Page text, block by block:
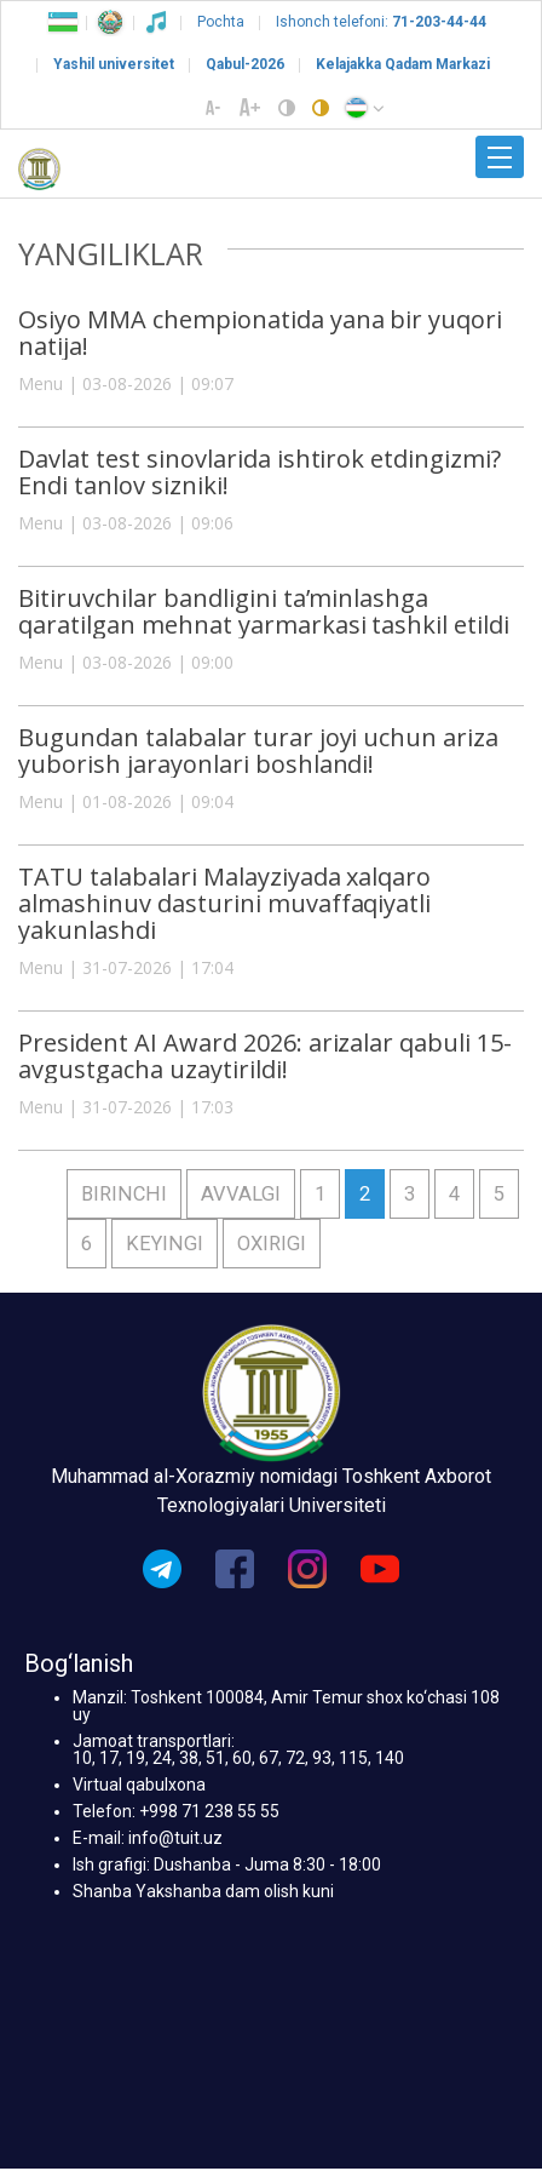
Pochta Ishonch telefoni: 71-203-44-44
Yashil universitet Qabul-2026 Kelajakka Qadam Markazi
YANGILIKLAR
Osiyo MMA chempionatida yana bir yuqori
natija!
Menu | 03-08-2026 | 09:07
Davlat test sinovlarida ishtirok etdingizmi?
Endi tanlov sizniki!
Menu | 03-08-2026 | 09:06
Bitiruvchilar bandligini ta’minlashga
qaratilgan mehnat yarmarkasi tashkil etildi
Menu | 03-08-2026 | 09:00
Bugundan talabalar turar joyi uchun ariza
yuborish jarayonlari boshlandi!
Menu | 01-08-2026 | 09:04
TATU talabalari Malayziyada xalqaro
almashinuv dasturini muvaffaqiyatli
yakunlashdi
Menu | 31-07-2026 | 17:04
President AI Award 2026: arizalar qabuli 15-
avgustgacha uzaytirildi!
Menu | 31-07-2026 | 17:03
BIRINCHI AVVALGI 1 2 3 4 5
6 KEYINGI OXIRIGI
Muhammad al-Xorazmiy nomidagi Toshkent Axborot
Texnologiyalari Universiteti
Bog‘lanish
Manzil: Toshkent 100084, Amir Temur shox ko‘chasi 108
uy
Jamoat transportlari:
10, 17, 19, 24, 38, 51, 60, 67, 72, 93, 115, 140
Virtual qabulxona
Telefon: +998 71 238 55 55
E-mail: info@tuit.uz
Ish grafigi: Dushanba - Juma 8:30 - 18:00
Shanba Yakshanba dam olish kuni